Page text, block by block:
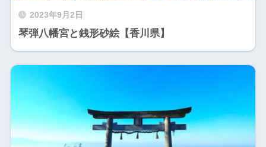
2023年9月2日
琴弾八幡宮と銭形砂絵【香川県】